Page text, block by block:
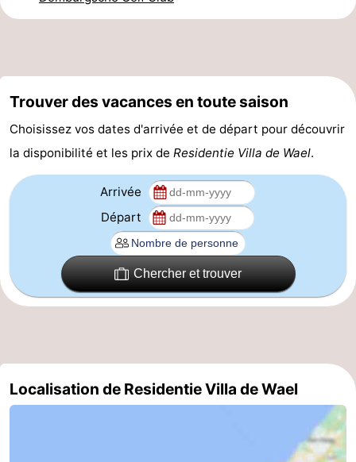
du
Randonnée
Manèges
-
Terrains
golf
-
Sportive
Equitation
Conduite
l'anneau
et
manger
Événements
Pratiques
Route
Trouver des vacances en toute saison
Choisissez vos dates d'arrivée et de départ pour découvrir
la disponibilité et les prix de Residentie Villa de Wael.
Arrivée
Départ
Chercher et trouver
Localisation de Residentie Villa de Wael